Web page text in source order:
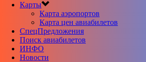
Карты
Карта аэропортов
Карта цен авиабилетов
CпецПредложения
Поиск авиабилетов
ИНФО
Новости